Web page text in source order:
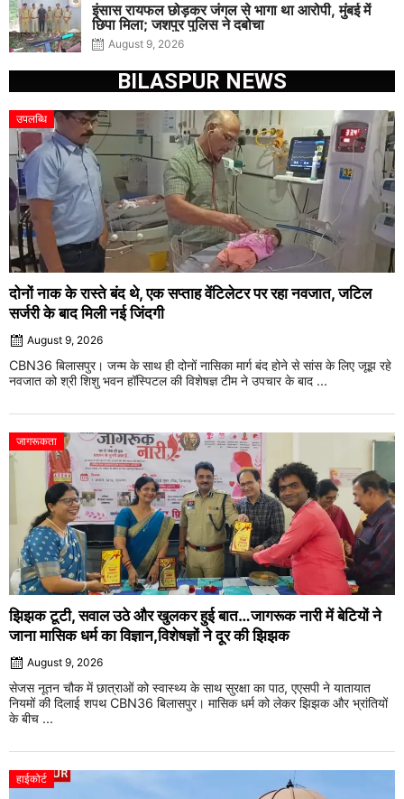
इंसास रायफल छोड़कर जंगल से भागा था आरोपी, मुंबई में
छिपा मिला; जशपुर पुलिस ने दबोचा
August 9, 2026
BILASPUR NEWS
उपलब्धि
दोनों नाक के रास्ते बंद थे, एक सप्ताह वेंटिलेटर पर रहा नवजात, जटिल
सर्जरी के बाद मिली नई जिंदगी
August 9, 2026
CBN36 बिलासपुर। जन्म के साथ ही दोनों नासिका मार्ग बंद होने से सांस के लिए जूझ रहे
नवजात को श्री शिशु भवन हॉस्पिटल की विशेषज्ञ टीम ने उपचार के बाद ...
जागरूकता
झिझक टूटी, सवाल उठे और खुलकर हुई बात…जागरूक नारी में बेटियों ने
जाना मासिक धर्म का विज्ञान,विशेषज्ञों ने दूर की झिझक
August 9, 2026
सेजस नूतन चौक में छात्राओं को स्वास्थ्य के साथ सुरक्षा का पाठ, एएसपी ने यातायात
नियमों की दिलाई शपथ CBN36 बिलासपुर। मासिक धर्म को लेकर झिझक और भ्रांतियों
के बीच ...
हाईकोर्ट